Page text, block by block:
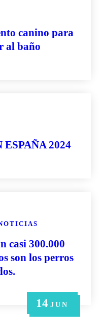
14 JUN
6 MAY
6 MAY
canino para
al baño
21 JUN
2024
14 JUN
casi 300.000
son los perros